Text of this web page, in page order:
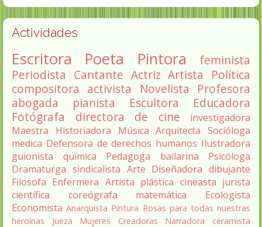
Actividades
Escritora Poeta Pintora
feminista
Periodista Cantante Actriz Artista
Política
compositora activista Novelista
Profesora
abogada
pianista Escultora
Educadora
Fotógrafa
directora de cine
investigadora
Maestra
Historiadora Música Arquitecta Socióloga
medica Defensora de derechos humanos Ilustradora
guionista
química Pedagoga bailarina
Psicóloga
Dramaturga sindicalista Arte Diseñadora dibujante
Filosofa Enfermera Artista plástica cineasta jurista
científica
coreógrafa matemática
Ecologista
Economista Anarquista Pintura Rosas para todas nuestras
heroínas
Jueza Mujeres Creadoras Narradora
ceramista